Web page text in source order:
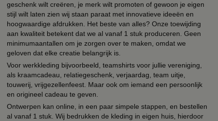
geschenk wilt creëren, je merk wilt promoten of gewoon je eigen
stijl wilt laten zien wij staan paraat met innovatieve ideeën en
hoogwaardige afdrukken. Het beste van alles? Onze toewijding
aan kwaliteit betekent dat we al vanaf 1 stuk produceren. Geen
minimumaantallen om je zorgen over te maken, omdat we
geloven dat elke creatie belangrijk is.
Voor werkkleding bijvoorbeeld, teamshirts voor jullie vereniging,
als kraamcadeau, relatiegeschenk, verjaardag, team uitje,
touwerij, vrijgezellenfeest. Maar ook om iemand een persoonlijk
en origineel cadeau te geven.
Ontwerpen kan online, in een paar simpele stappen, en bestellen
al vanaf 1 stuk. Wij bedrukken de kleding in eigen huis, hierdoor